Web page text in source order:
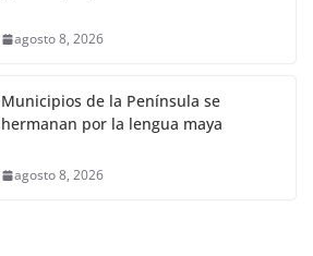
agosto 8, 2026
Municipios de la Península se
hermanan por la lengua maya
agosto 8, 2026